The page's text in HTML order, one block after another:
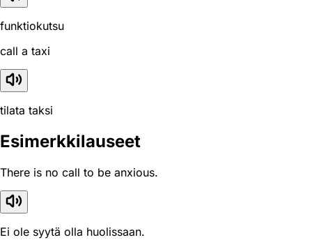
funktiokutsu
call a taxi
tilata taksi
Esimerkkilauseet
There is no call to be anxious.
Ei ole syytä olla huolissaan.